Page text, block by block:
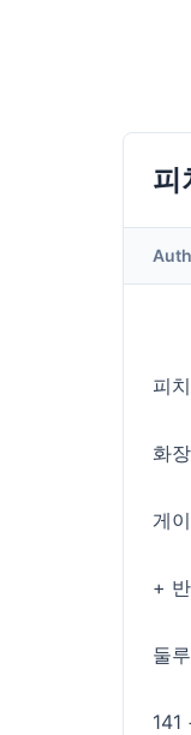
피
피
화
게
+
둘
141